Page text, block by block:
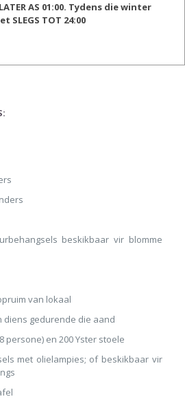
AS 01:00. Tydens die winter
SLEGS TOT 24:00
beskikbaar vir blomme
van lokaal
diens gedurende die aand
persone) en 200 Yster stoele
met olielampies; of beskikbaar vir